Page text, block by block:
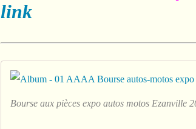
link
Bourse aux pièces expo autos motos Ezanville